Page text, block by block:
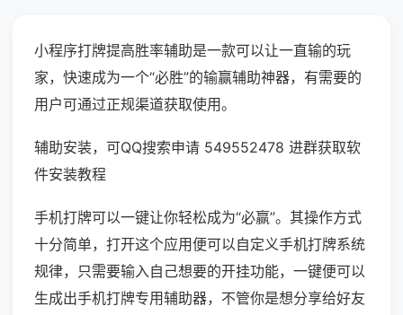
小程序打牌提高胜率辅助是一款可以让一直输的玩
家，快速成为一个“必胜”的输赢辅助神器，有需要的
用户可通过正规渠道获取使用。
辅助安装，可QQ搜索申请 549552478 进群获取软
件安装教程
手机打牌可以一键让你轻松成为“必赢”。其操作方式
十分简单，打开这个应用便可以自定义手机打牌系统
规律，只需要输入自己想要的开挂功能，一键便可以
生成出手机打牌专用辅助器，不管你是想分享给好友